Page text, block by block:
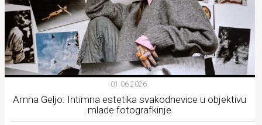
01.06.2026.
Amna Geljo: Intimna estetika svakodnevice u objektivu
mlade fotografkinje